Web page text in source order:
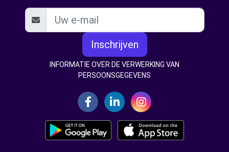
Inschrijven
INFORMATIE OVER DE VERWERKING VAN
PERSOONSGEGEVENS